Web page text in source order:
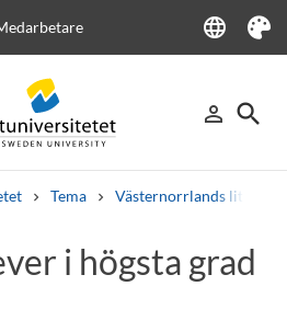
language
Language
Tema
person_outline
Logga in
search
Sök
Tema Västernorrlands
i högsta grad